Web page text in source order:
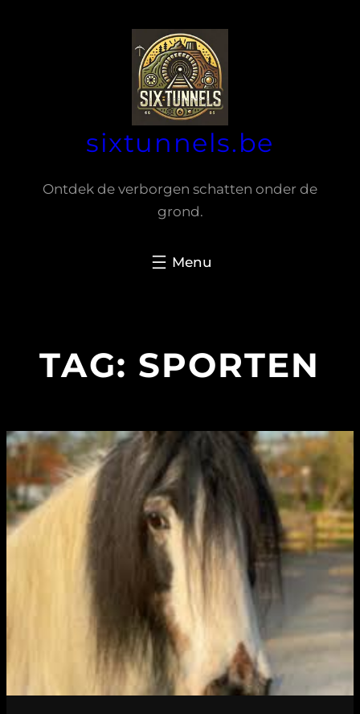
sixtunnels.be
Ontdek de verborgen schatten onder de
grond.
TAG: SPORTEN